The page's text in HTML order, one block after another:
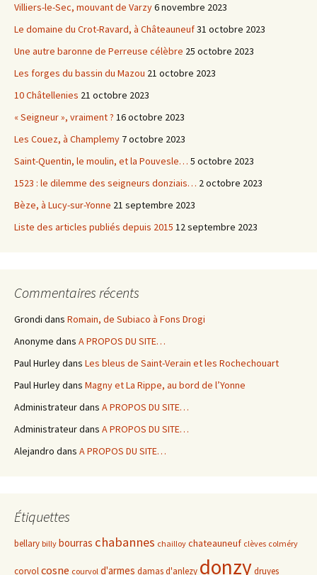
Villiers-le-Sec, mouvant de Varzy6 novembre 2023
Le domaine du Crot-Ravard, à Châteauneuf31 octobre 2023
Une autre baronne de Perreuse célèbre 25 octobre 2023
Les forges du bassin du Mazou 21 octobre 2023
10 Châtellenies 21 octobre 2023
« Seigneur », vraiment ? 16 octobre 2023
Les Couez, à Champlemy 7 octobre 2023
Saint-Quentin, le moulin, et la Pouvesle… 5 octobre 2023
1523 : le dilemme des seigneurs donziais… 2 octobre 2023
Bèze, à Lucy-sur-Yonne 21 septembre 2023
Liste des articles publiés depuis 2015 12 septembre 2023
Commentaires récents
Grondi dans Romain, de Subiaco à Fons Drogi
Anonyme dans A PROPOS DU SITE…
Paul Hurleydans Les bleus de Saint-Verain et les Rochechouart
Paul Hurleydans Magny et La Rippe, au bord de l’Yonne
Administrateurdans A PROPOS DU SITE…
Administrateurdans A PROPOS DU SITE…
Alejandro dans A PROPOS DU SITE…
Étiquettes
bellary billy bourras chabannes chailloy chateauneuf clèves colméry
corvolcosne courvol d'armes damas d'anlezy donzydruyes